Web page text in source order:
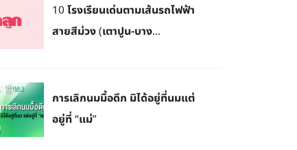
10 โรงเรียนเด่นตามเส้นรถไฟฟ้า
สายสีม่วง (เตาปูน-บาง...
การเลิกนมมื้อดึก มิได้อยู่ที่นมแต่
อยู่ที่ “แม่”